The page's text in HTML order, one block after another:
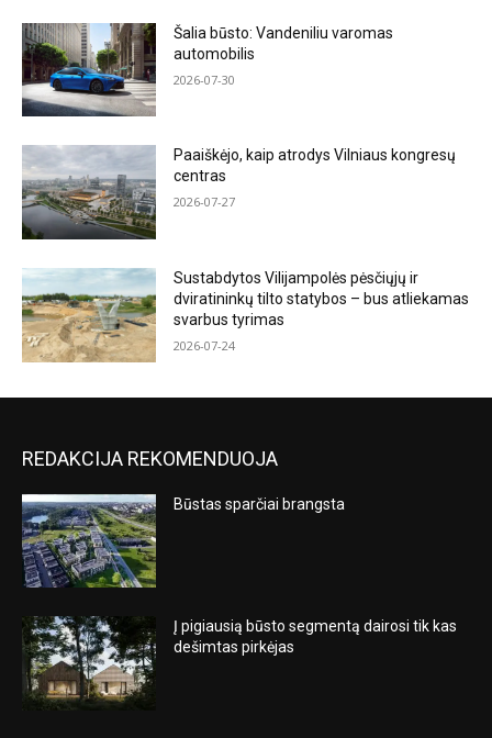
Šalia būsto: Vandeniliu varomas
automobilis
2026-07-30
Paaiškėjo, kaip atrodys Vilniaus kongresų
centras
2026-07-27
Sustabdytos Vilijampolės pėsčiųjų ir
dviratininkų tilto statybos – bus atliekamas
svarbus tyrimas
2026-07-24
REDAKCIJA REKOMENDUOJA
Būstas sparčiai brangsta
Į pigiausią būsto segmentą dairosi tik kas
dešimtas pirkėjas